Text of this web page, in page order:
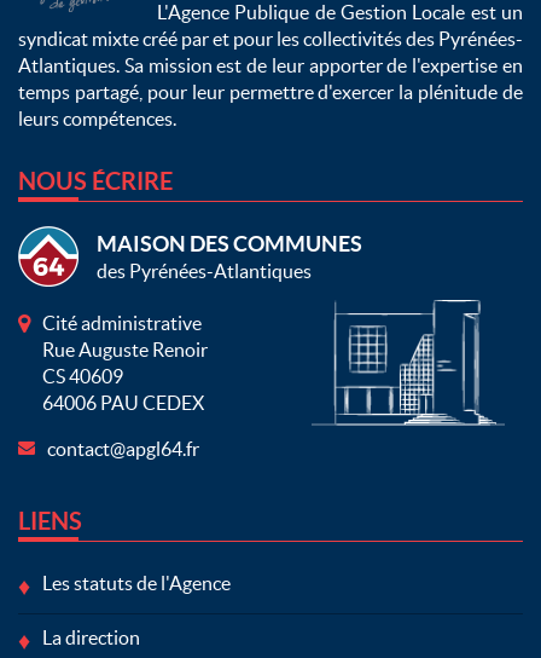
L'Agence Publique de Gestion Locale est un
syndicat mixte créé par et pour les collectivités des Pyrénées-
Atlantiques. Sa mission est de leur apporter de l'expertise en
temps partagé, pour leur permettre d'exercer la plénitude de
leurs compétences.
NOUS ÉCRIRE
MAISON DES COMMUNES
des Pyrénées-Atlantiques
Cité administrative
Rue Auguste Renoir
CS 40609
64006 PAU CEDEX
contact@apgl64.fr
LIENS
Les statuts de l'Agence
La direction